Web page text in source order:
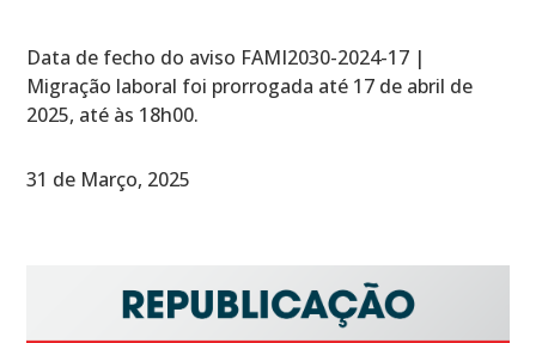
Data de fecho do aviso FAMI2030-2024-17 |
Migração laboral foi prorrogada até 17 de abril de
2025, até às 18h00.
31 de Março, 2025